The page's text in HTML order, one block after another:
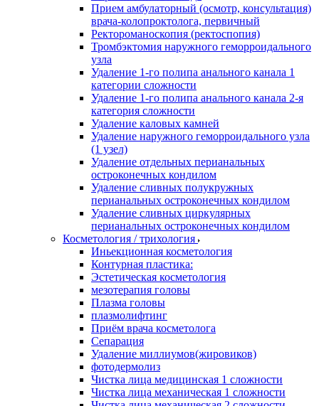
Прием амбулаторный (осмотр, консультация)
врача-колопроктолога, первичный
Ректороманоскопия (ректоспопия)
Тромбэктомия наружного геморроидального
узла
Удаление 1-го полипа анального канала 1
категории сложности
Удаление 1-го полипа анального канала 2-я
категория сложности
Удаление каловых камней
Удаление наружного геморроидального узла
(1 узел)
Удаление отдельных перианальных
остроконечных кондилом
Удаление сливных полукружных
перианальных остроконечных кондилом
Удаление сливных циркулярных
перианальных остроконечных кондилом
Косметология / трихология
Иньекционная косметология
Контурная пластика:
Эстетическая косметология
мезотерапия головы
Плазма головы
плазмолифтинг
Приём врача косметолога
Сепарация
Удаление миллиумов(жировиков)
фотодермолиз
Чистка лица медицинская 1 сложности
Чистка лица механическая 1 сложности